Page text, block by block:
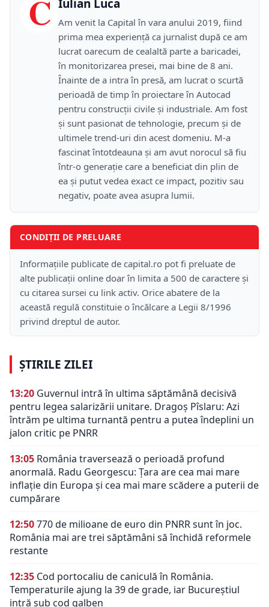
C Iulian Luca
Am venit la Capital în vara anului 2019, fiind
prima mea experiență ca jurnalist după ce am
lucrat oarecum de cealaltă parte a baricadei,
în monitorizarea presei, mai bine de 8 ani.
Înainte de a intra în presă, am lucrat o scurtă
perioadă de timp în proiectare în Autocad
pentru construcții civile și industriale. Am fost
și sunt pasionat de tehnologie, precum și de
ultimele trend-uri din acest domeniu. M-a
fascinat întotdeauna și am avut norocul să fiu
într-o generație care a beneficiat din plin de
ea și putut vedea exact ce impact, pozitiv sau
negativ, poate avea asupra lumii.
CONDIȚII DE PRELUARE
Informațiile publicate de capital.ro pot fi preluate de
alte publicații online doar în limita a 500 de caractere și
cu citarea sursei cu link activ. Orice abatere de la
această regulă constituie o încălcare a Legii 8/1996
privind dreptul de autor.
ȘTIRILE ZILEI
13:20 Guvernul intră în ultima săptămână decisivă
pentru legea salarizării unitare. Dragoș Pîslaru: Azi
întrăm pe ultima turnantă pentru a putea îndeplini un
jalon critic pe PNRR
13:05 România traversează o perioadă profund
anormală. Radu Georgescu: Țara are cea mai mare
inflație din Europa și cea mai mare scădere a puterii de
cumpărare
12:50770 de milioane de euro din PNRR sunt în joc.
România mai are trei săptămâni să închidă reformele
restante
12:35 Cod portocaliu de caniculă în România.
Temperaturile ajung la 39 de grade, iar Bucureștiul
intră sub cod galben